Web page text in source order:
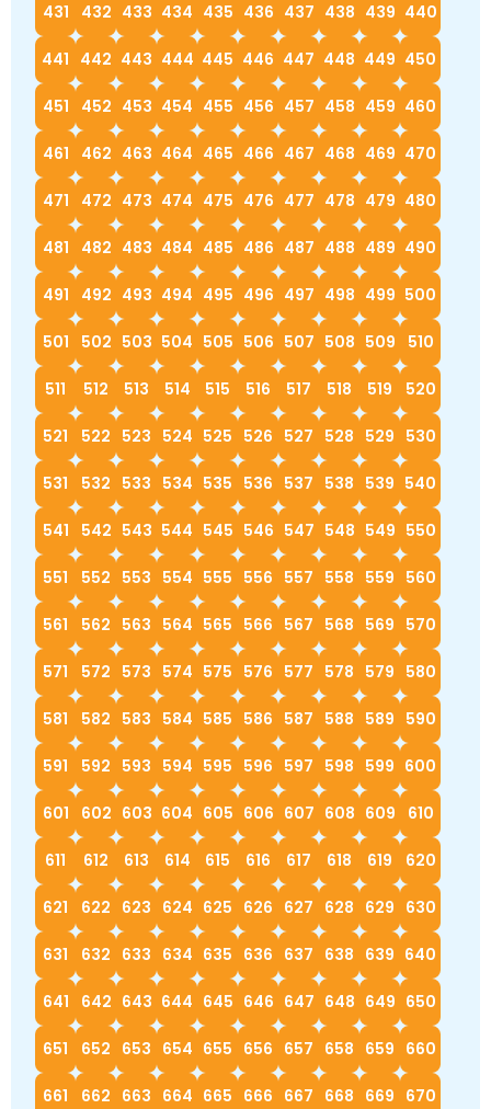
431 432 433 434 435 436 437 438 439 440
441 442 443 444 445 446 447 448 449 450
451 452 453 454 455 456 457 458 459 460
461 462 463 464 465 466 467 468 469 470
471 472 473 474 475 476 477 478 479 480
481 482 483 484 485 486 487 488 489 490
491 492 493 494 495 496 497 498 499 500
501 502 503 504 505 506 507 508 509 510
511 512 513 514 515 516 517 518 519 520
521 522 523 524 525 526 527 528 529 530
531 532 533 534 535 536 537 538 539 540
541 542 543 544 545 546 547 548 549 550
551 552 553 554 555 556 557 558 559 560
561 562 563 564 565 566 567 568 569 570
571 572 573 574 575 576 577 578 579 580
581 582 583 584 585 586 587 588 589 590
591 592 593 594 595 596 597 598 599 600
601 602 603 604 605 606 607 608 609 610
611 612 613 614 615 616 617 618 619 620
621 622 623 624 625 626 627 628 629 630
631 632 633 634 635 636 637 638 639 640
641 642 643 644 645 646 647 648 649 650
651 652 653 654 655 656 657 658 659 660
661 662 663 664 665 666 667 668 669 670